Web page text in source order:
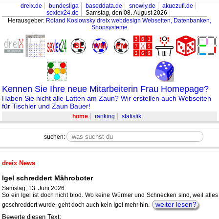
dreix.de bundesliga baseddata.de snowly.de
akuezufi.de
sexlex24.de
Samstag, den 08. August 2026
Herausgeber: Roland Koslowsky dreix webdesign Webseiten, Datenbanken,
Shopsysteme
Kennen Sie Ihre neue Mitarbeiterin Frau Homepage?
Haben Sie nicht alle Latten am Zaun? Wir erstellen auch Webseiten
für Tischler und Zaun Bauer!
home ranking statistik
suchen:
dreix News
Igel schreddert Mähroboter
Samstag, 13. Juni 2026
So ein Igel ist doch nicht blöd. Wo keine Würmer und Schnecken sind, weil alles
geschreddert wurde, geht doch auch kein Igel mehr hin.
weiter lesen?
Bewerte diesen Text: